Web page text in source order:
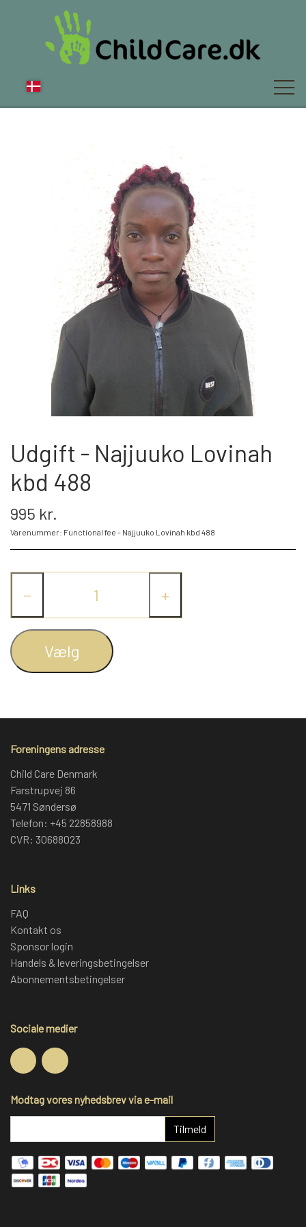
OM OS
NYT
FAQ
BLIV FADDER
WEBSHOP
SPONSOR-LOGIN
Udgift - Najjuuko Lovinah
kbd 488
995 kr.
Varenummer: Functional fee - Najjuuko Lovinah kbd 488
− +
Vælg
Foreningens adresse
Child Care Denmark
Farstrupvej 86
5471 Søndersø
Telefon: +45 22858988
CVR: 30688023
Links
FAQ
Kontakt os
Sponsor login
Handels & leveringsbetingelser
Abonnementsbetingelser
Sociale medier
Modtag vores nyhedsbrev via e-mail
Tilmeld